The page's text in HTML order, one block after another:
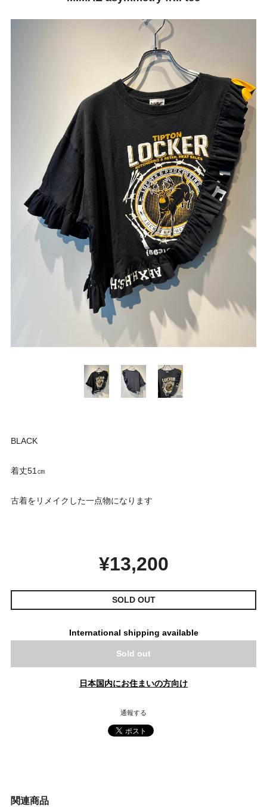
BLACK
着丈51㎝
古着をリメイクした一点物になります
¥13,200
SOLD OUT
International shipping available
Sold out
日本国内にお住まいの方向け
通報する
関連商品